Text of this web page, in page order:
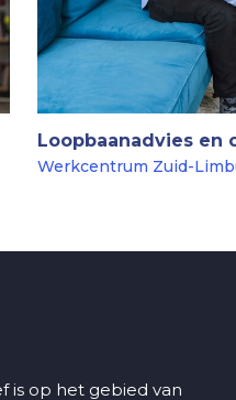
Loopbaanadvies en
Werkcentrum Zuid-
is op het gebied van